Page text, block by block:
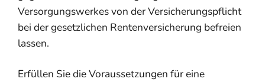
Versorgungswerkes von der Versicherungspflicht
bei der gesetzlichen Rentenversicherung befreien
lassen.
Erfüllen Sie die Voraussetzungen für eine